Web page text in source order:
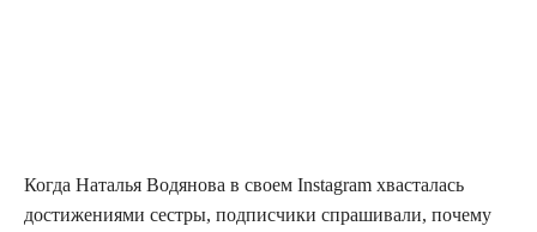
Когда Ната­лья Водя­но­ва в сво­ем Instagram хва­ста­лась
дости­же­ни­я­ми сест­ры, под­пис­чи­ки спра­ши­ва­ли, поче­му